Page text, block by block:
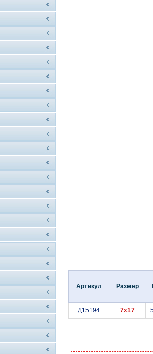
Артикул Размер
Д15194 7x17